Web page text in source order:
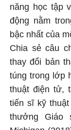
năng học tập
động nằm
bậc nhất của
Chia sẻ câu
thay đổi bản
túng trong lớp
thuật điện tử,
tiến sĩ kỹ
thưởng Giáo